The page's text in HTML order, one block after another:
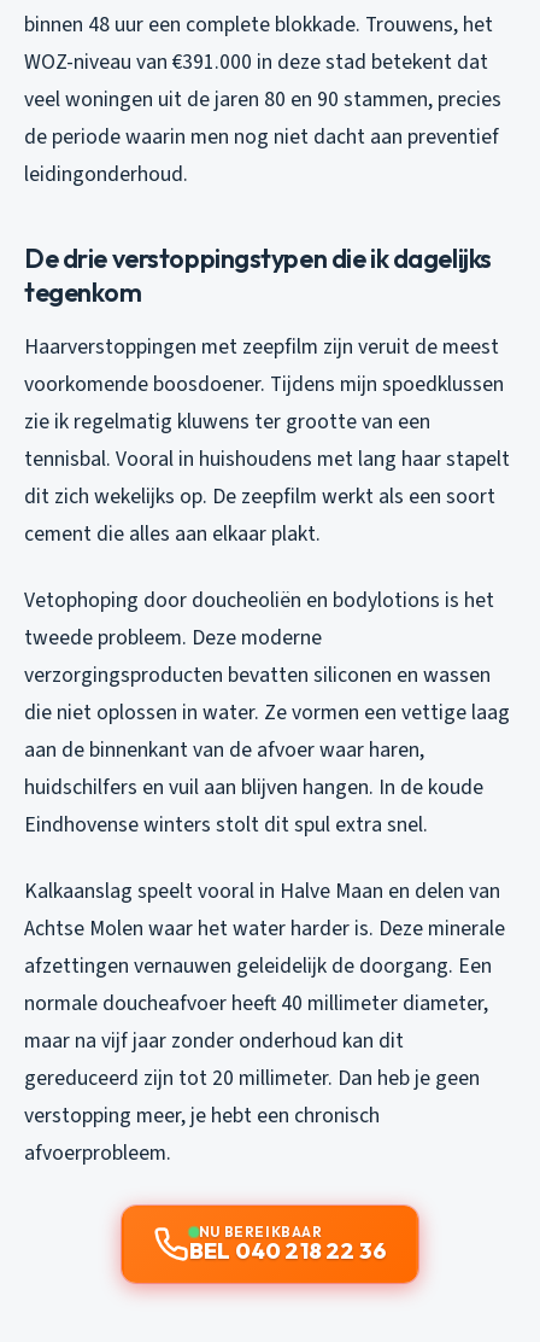
binnen 48 uur een complete blokkade. Trouwens, het
WOZ-niveau van €391.000 in deze stad betekent dat
veel woningen uit de jaren 80 en 90 stammen, precies
de periode waarin men nog niet dacht aan preventief
leidingonderhoud.
De drie verstoppingstypen die ik dagelijks
tegenkom
Haarverstoppingen met zeepfilm zijn veruit de meest
voorkomende boosdoener. Tijdens mijn spoedklussen
zie ik regelmatig kluwens ter grootte van een
tennisbal. Vooral in huishoudens met lang haar stapelt
dit zich wekelijks op. De zeepfilm werkt als een soort
cement die alles aan elkaar plakt.
Vetophoping door doucheoliën en bodylotions is het
tweede probleem. Deze moderne
verzorgingsproducten bevatten siliconen en wassen
die niet oplossen in water. Ze vormen een vettige laag
aan de binnenkant van de afvoer waar haren,
huidschilfers en vuil aan blijven hangen. In de koude
Eindhovense winters stolt dit spul extra snel.
Kalkaanslag speelt vooral in Halve Maan en delen van
Achtse Molen waar het water harder is. Deze minerale
afzettingen vernauwen geleidelijk de doorgang. Een
normale doucheafvoer heeft 40 millimeter diameter,
maar na vijf jaar zonder onderhoud kan dit
gereduceerd zijn tot 20 millimeter. Dan heb je geen
verstopping meer, je hebt een chronisch
afvoerprobleem.
NU BEREIKBAAR
BEL 040 218 22 36